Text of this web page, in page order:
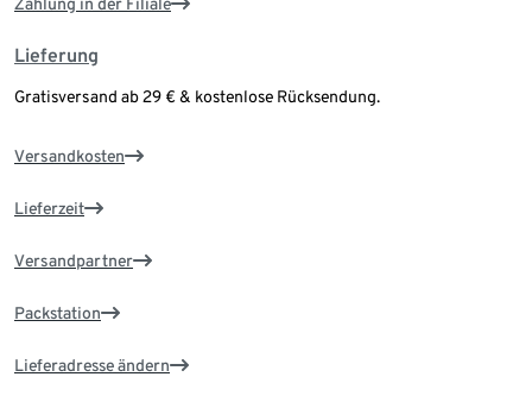
Zahlung in der Filiale
Lieferung
Gratisversand ab 29 € & kostenlose Rücksendung.
Versandkosten
Lieferzeit
Versandpartner
Packstation
Lieferadresse ändern